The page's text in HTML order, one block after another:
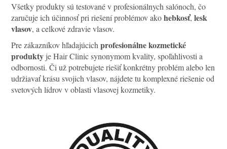
Všetky produkty sú testované v profesionálnych salónoch, čo
zaručuje ich účinnosť pri riešení problémov akohebkosť, lesk
vlasov, a celkové zdravie vlasov.
Pre zákazníkov hľadajúcich profesionálne kozmetické
produktyje Hair Clinic synonymom kvality, spoľahlivosti a
odbornosti. Či už potrebujete riešiť konkrétny problém alebo len
udržiavať krásu svojich vlasov, nájdete tu komplexné riešenie od
svetových lídrov v oblasti vlasovej kozmetiky.